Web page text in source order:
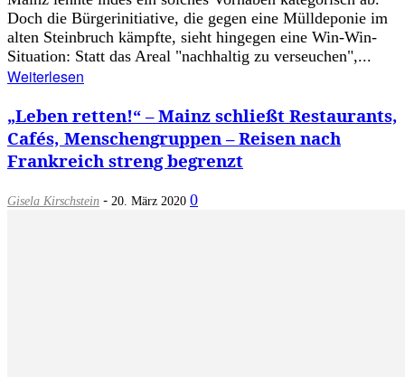
Doch die Bürgerinitiative, die gegen eine Mülldeponie im
alten Steinbruch kämpfte, sieht hingegen eine Win-Win-
Situation: Statt das Areal "nachhaltig zu verseuchen",...
Weiterlesen
„Leben retten!“ – Mainz schließt Restaurants,
Cafés, Menschengruppen – Reisen nach
Frankreich streng begrenzt
Gisela Kirschstein - 20. März 2020 0